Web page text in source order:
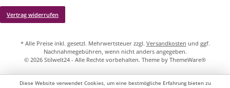
Vertrag widerrufen
* Alle Preise inkl. gesetzl. Mehrwertsteuer zzgl. Versandkosten und ggf.
Nachnahmegebühren, wenn nicht anders angegeben.
© 2026 Stilwelt24 - Alle Rechte vorbehalten. Theme by ThemeWare®
Diese Website verwendet Cookies, um eine bestmögliche Erfahrung bieten zu